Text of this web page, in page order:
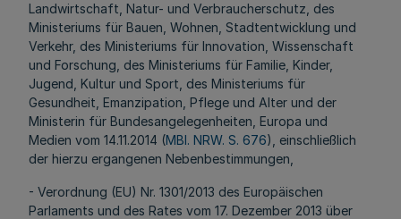
Landwirtschaft, Natur- und Verbraucherschutz, des
Ministeriums für Bauen, Wohnen, Stadtentwicklung und
Verkehr, des Ministeriums für Innovation, Wissenschaft
und Forschung, des Ministeriums für Familie, Kinder,
Jugend, Kultur und Sport, des Ministeriums für
Gesundheit, Emanzipation, Pflege und Alter und der
Ministerin für Bundesangelegenheiten, Europa und
Medien vom 14.11.2014 (MBl. NRW. S. 676), einschließlich
der hierzu ergangenen Nebenbestimmungen,
- Verordnung (EU) Nr. 1301/2013 des Europäischen
Parlaments und des Rates vom 17. Dezember 2013 über